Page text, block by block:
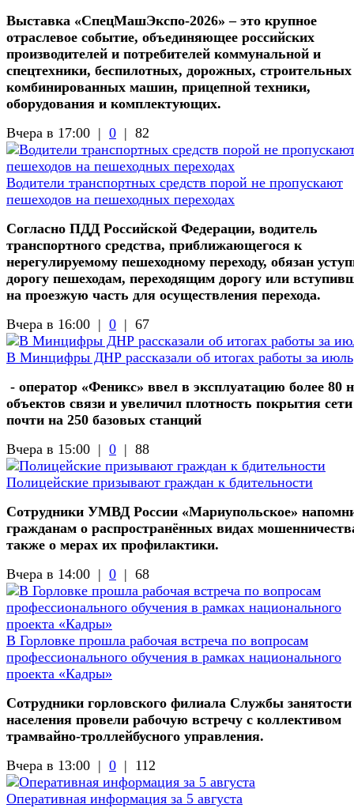
Выставка «СпецМашЭкспо-2026» – это крупное
отраслевое событие, объединяющее российских
производителей и потребителей коммунальной и
спецтехники, беспилотных, дорожных,
комбинированных машин, прицепной техники,
оборудования и комплектующих.
Вчера в 17:00 | 0 | 82
Водители транспортных средств порой не пропускают
пешеходов на пешеходных переходах
Согласно ПДД Российской Федерации, водитель
транспортного средства, приближающегося к
нерегулируемому пешеходному переходу, обязан
дорогу пешеходам, переходящим дорогу или
на проезжую часть для осуществления перехода.
Вчера в 16:00 | 0 | 67
В Минцифры ДНР рассказали об итогах работы за июль
- оператор «Феникс» ввел в эксплуатацию более 80
объектов связи и увеличил плотность покрытия сети
почти на 250 базовых станций
Вчера в 15:00 | 0 | 88
Полицейские призывают граждан к бдительности
Сотрудники УМВД России «Мариупольское»
гражданам о распространённых видах
также о мерах их профилактики.
Вчера в 14:00 | 0 | 68
В Горловке прошла рабочая встреча по вопросам
профессионального обучения в рамках национального
проекта «Кадры»
Сотрудники горловского филиала Службы занятости
населения провели рабочую встречу с коллективом
трамвайно-троллейбусного управления.
Вчера в 13:00 | 0 | 112
Оперативная информация за 5 августа